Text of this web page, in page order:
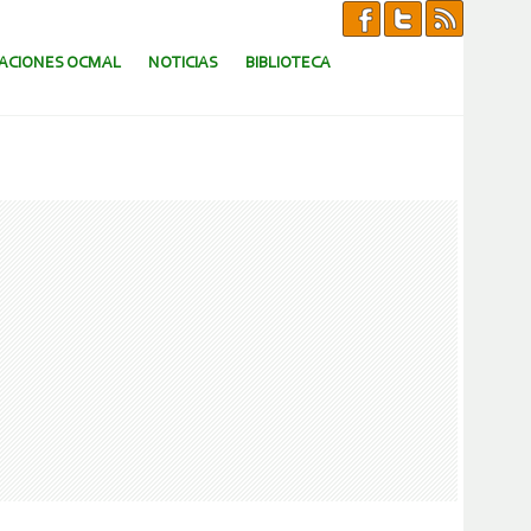
OCMAL NOTICIAS BIBLIOTECA